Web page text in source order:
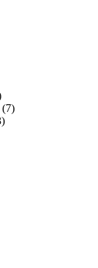
(7)